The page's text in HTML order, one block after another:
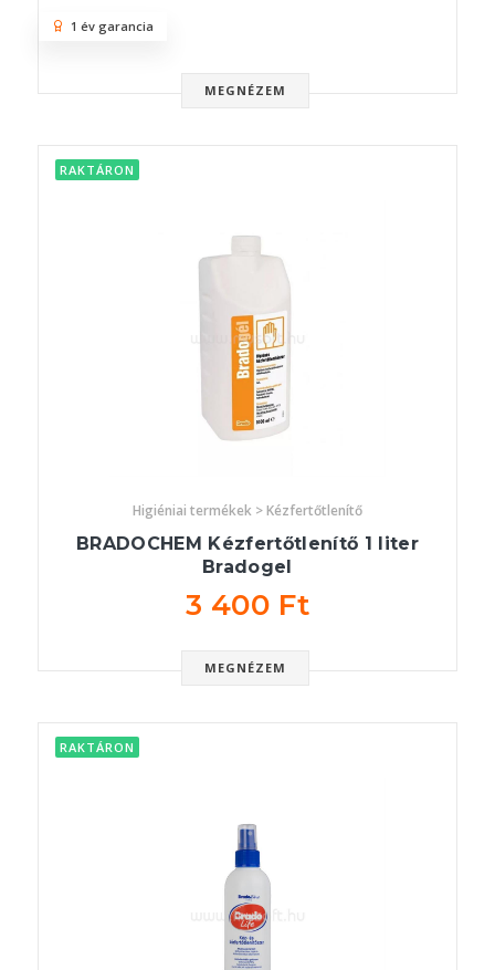
MEGNÉZEM
1 év garancia
RAKTÁRON
Higiéniai termékek > Kézfertőtlenítő
BRADOCHEM Kézfertőtlenítő 1 liter
Bradogel
3 400 Ft
MEGNÉZEM
RAKTÁRON